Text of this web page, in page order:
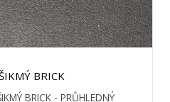
BRICK
BRICK - PRŮHLEDNÝ